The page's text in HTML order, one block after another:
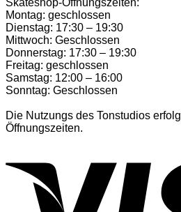
Skateshop-Öffnungszeiten:
Montag: geschlossen
Dienstag: 17:30 – 19:30
Mittwoch: Geschlossen
Donnerstag: 17:30 – 19:30
Freitag: geschlossen
Samstag: 12:00 – 16:00
Sonntag: Geschlossen
Die Nutzungs des Tonstudios
Öffnungszeiten.